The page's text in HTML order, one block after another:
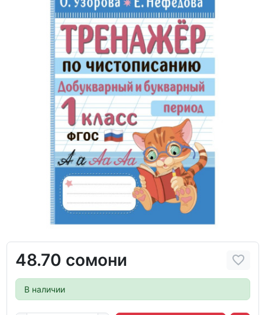
48.70 сомони
В наличии